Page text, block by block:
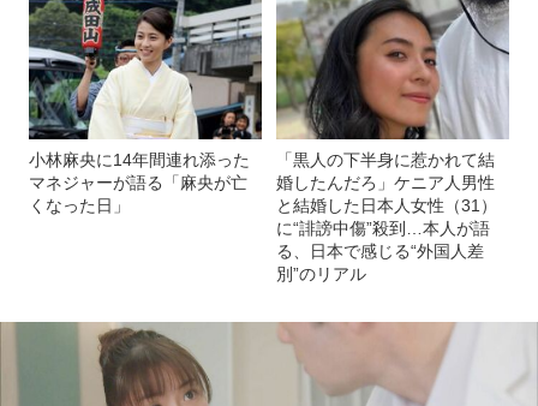
小林麻央に14年間連れ添った
マネジャーが語る「麻央が亡
くなった日」
「黒人の下半身に惹かれて結
婚したんだろ」ケニア人男性
と結婚した日本人女性（31）
に“誹謗中傷”殺到…本人が語
る、日本で感じる“外国人差
別”のリアル